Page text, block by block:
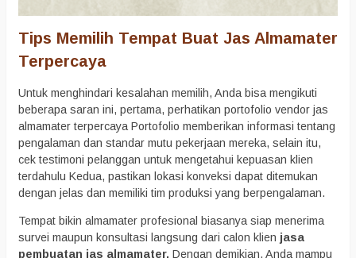
Tips Memilih Tempat Buat Jas Almamater
Terpercaya
Untuk menghindari kesalahan memilih, Anda bisa mengikuti
beberapa saran ini, pertama, perhatikan portofolio vendor jas
almamater terpercaya Portofolio memberikan informasi tentang
pengalaman dan standar mutu pekerjaan mereka, selain itu,
cek testimoni pelanggan untuk mengetahui kepuasan klien
terdahulu Kedua, pastikan lokasi konveksi dapat ditemukan
dengan jelas dan memiliki tim produksi yang berpengalaman.
Tempat bikin almamater profesional biasanya siap menerima
survei maupun konsultasi langsung dari calon klien jasa
pembuatan jas almamater, Dengan demikian, Anda mampu